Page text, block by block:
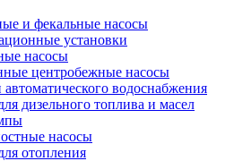
и фекальные насосы
установки
насосы
центробежные насосы
водоснабжения
дизельного топлива и масел
насосы
отопления